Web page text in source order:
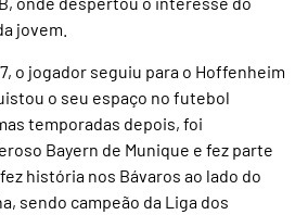
jovem.
o jogador seguiu para o Hoffenheim
o seu espaço no futebol
temporadas depois, foi
Bayern de Munique e fez parte
história nos Bávaros ao lado do
sendo campeão da Liga dos